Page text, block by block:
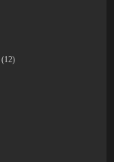
(12)